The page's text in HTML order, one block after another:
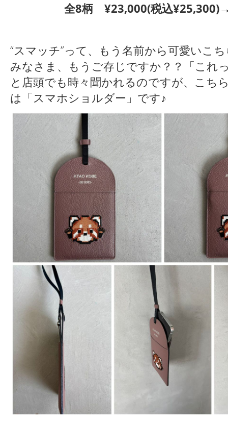
全8柄 ¥23,000(税込¥25,300)
“スマッチ”って、もう名前から可愛いこ
みなさま、もうご存じですか？？「これ
と店頭でも時々聞かれるのですが、こち
は「スマホショルダー」です♪